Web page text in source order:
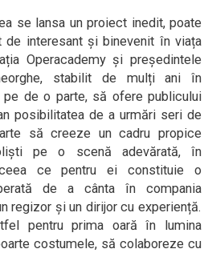
se lansa un proiect inedit, poate
de interesant și binevenit în viața
Operacademy și președintele
stabilit de mulți ani în
pe de o parte, să ofere publicului
posibilitatea de a urmări seri de
să creeze un cadru propice
pe o scenă adevărată, în
ceea ce pentru ei constituie o
de a cânta în compania
regizor și un dirijor cu experiență.
pentru prima oară în lumina
costumele, să colaboreze cu